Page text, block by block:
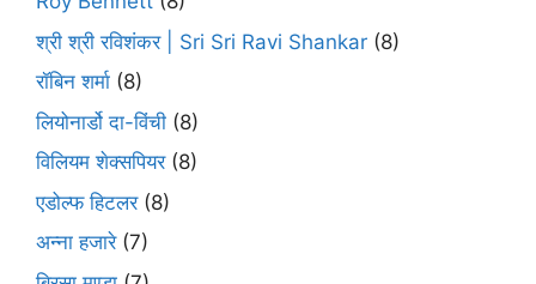
श्री श्री रविशंकर | Sri Sri Ravi Shankar (8)
रॉबिन शर्मा (8)
लियोनार्डो दा-विंची (8)
विलियम शेक्सपियर(8)
एडोल्फ हिटलर(8)
अन्ना हजारे(7)